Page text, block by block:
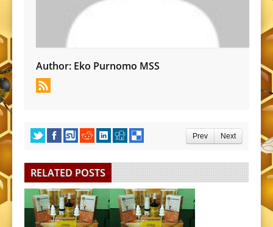
Author: Eko Purnomo MSS
Prev Next
RELATED POSTS